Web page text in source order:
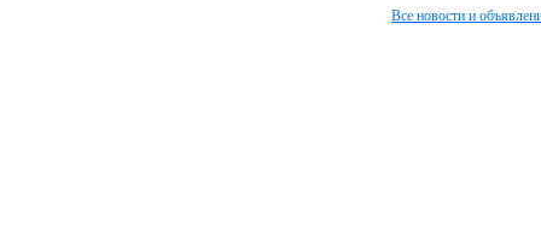
Все новости и